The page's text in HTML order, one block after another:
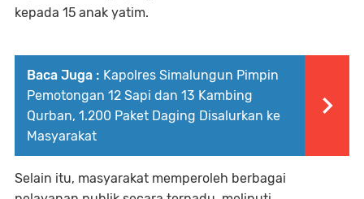
kepada 15 anak yatim.
Baca Juga : Kapolres Simalungun Pimpin
Pemotongan 12 Sapi dan 13 Kambing
Qurban, 1.200 Paket Daging Disalurkan ke
Masyarakat
Selain itu, masyarakat memperoleh berbagai